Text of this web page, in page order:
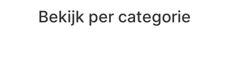
Bekijk per categorie